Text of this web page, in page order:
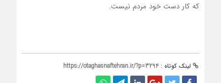
که کار دست خود مردم نیست.
لینک کوتاه : https://otaghasnaftehran.ir/?p=3294